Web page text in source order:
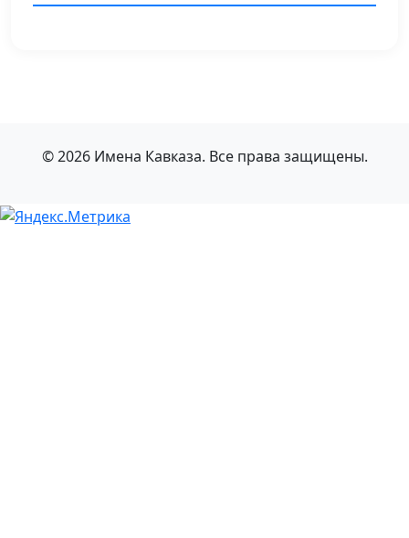
© 2026 Имена Кавказа. Все права защищены.